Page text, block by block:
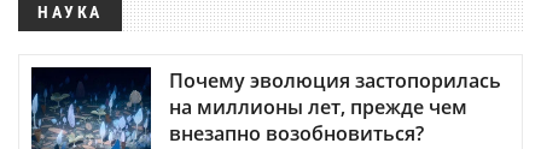
НАУКА
Почему эволюция застопорилась
на миллионы лет, прежде чем
внезапно возобновиться?